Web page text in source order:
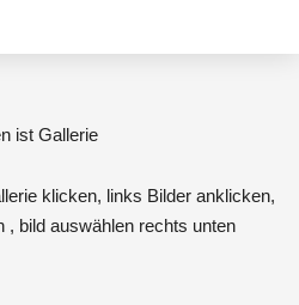
ist Gallerie
klicken, links Bilder anklicken,
, bild auswählen rechts unten